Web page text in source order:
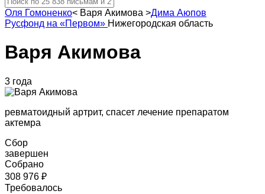
Оля Гомоненко< Варя Акимова >Дима Аюпов
Русфонд на «Первом» Нижегородская область
Варя Акимова
3 года
ревматоидный артрит, спасет лечение препаратом
актемра
Сбор
завершен
Собрано
308 976 ₽
Требовалось